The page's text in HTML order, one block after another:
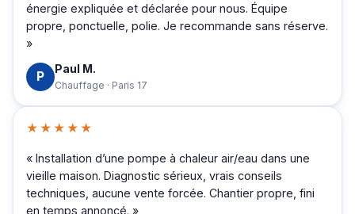
énergie expliquée et déclarée pour nous. Équipe
propre, ponctuelle, polie. Je recommande sans réserve.
»
P Paul M.
Chauffage · Paris 17
★★★★★
« Installation d’une pompe à chaleur air/eau dans une
vieille maison. Diagnostic sérieux, vrais conseils
techniques, aucune vente forcée. Chantier propre, fini
en temps annoncé. »